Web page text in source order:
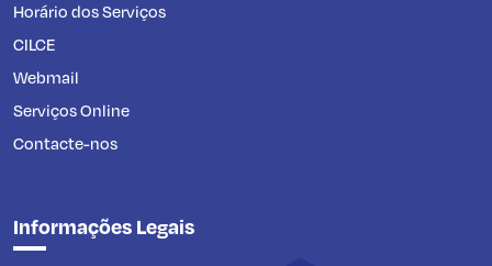
Horário dos Serviços
CILCE
Webmail
Serviços Online
Contacte-nos
Informações Legais